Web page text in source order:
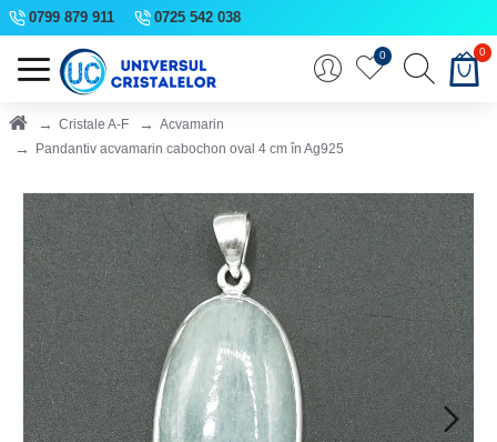
0799 879 911 0725 542 038
0 0
Cristale A-F
Acvamarin
Pandantiv acvamarin cabochon oval 4 cm în Ag925